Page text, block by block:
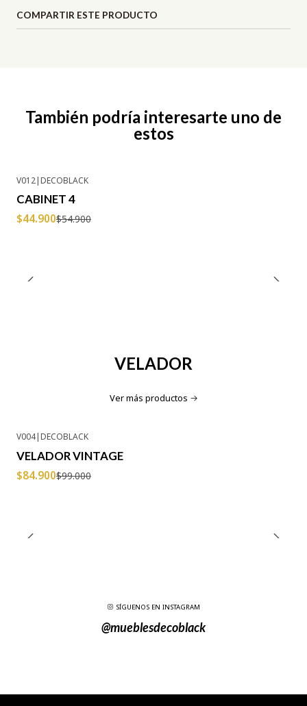
COMPARTIR ESTE PRODUCTO
También podría interesarte uno de
estos
V012|DECOBLACK
CABINET 4
$44.900$54.900
VELADOR
Ver más productos
V004|DECOBLACK
VELADOR VINTAGE
$84.900$99.000
SÍGUENOS EN INSTAGRAM
@mueblesdecoblack